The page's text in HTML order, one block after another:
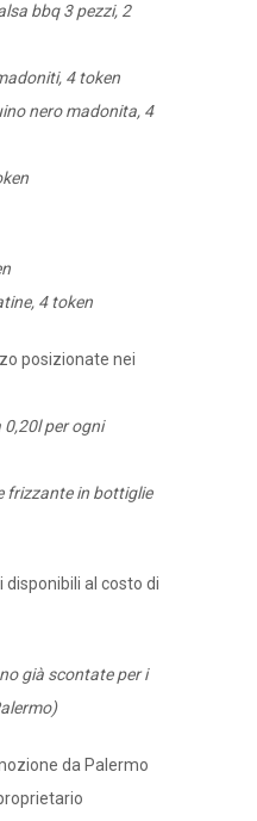
bbq 3 pezzi, 2
4 token
nero madonita, 4
4 token
posizionate nei
per ogni
frizzante in bottiglie
disponibili al costo di
già scontate per i
da Palermo